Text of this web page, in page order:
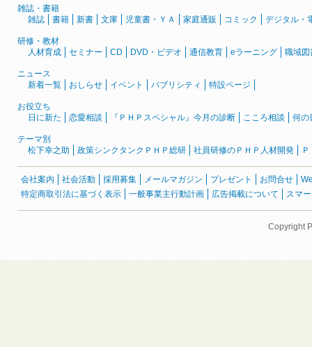
雑誌・書籍
雑誌
書籍 新書 文庫 児童書・ＹＡ 家庭通販 コミック デジタル・
研修・教材
人材育成
セミナー CD DVD・ビデオ 通信教育 eラーニング 職域図
ニュース
新着一覧
おしらせ イベント パブリシティ 特設ページ
お役立ち
日に新た
恋愛相談 『ＰＨＰスペシャル』今月の診断 こころ相談 何の
テーマ別
松下幸之助
政策シンクタンクＰＨＰ総研 社員研修のＰＨＰ人材開発
会社案内 社会活動 採用募集 メールマガジン プレゼント お問合せ
特定商取引法に基づく表示
一般事業主行動計画 広告掲載について スマ
Copyright